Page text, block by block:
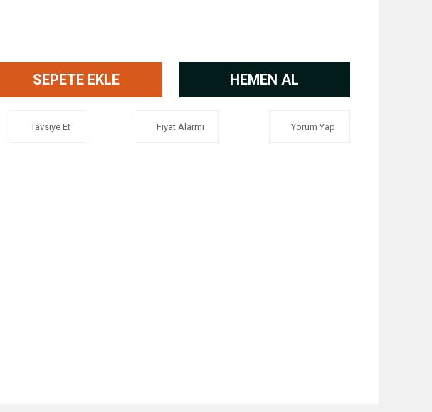
SEPETE EKLE HEMEN AL
Tavsiye Et Fiyat Alarmı Yorum Yap